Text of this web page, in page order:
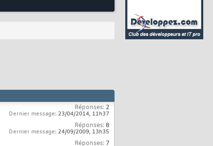
Réponses: 2
Dernier message: 23/04/2014, 11h37
Réponses:8
Dernier message: 24/09/2009, 13h35
Réponses: 7